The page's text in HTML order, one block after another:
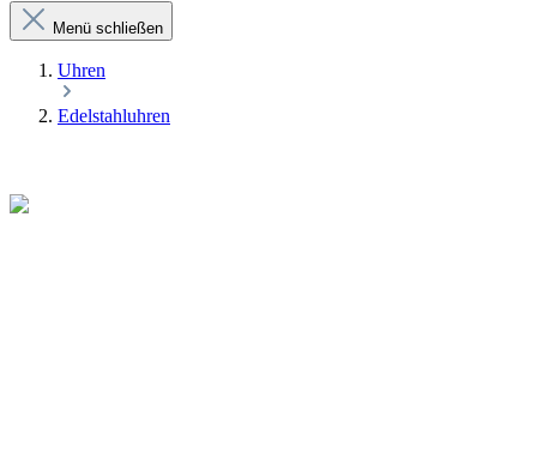
Menü schließen
Uhren
Edelstahluhren